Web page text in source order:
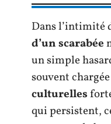
Dans l’intimité
d’un scarabée
un simple
souvent
culturelles
qui persistent,